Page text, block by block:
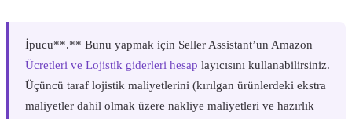
‍İpucu**.** Bunu yapmak için Seller Assistant’un Amazon
Ücretleri ve Lojistik giderleri hesap layıcısını kullanabilirsiniz.
Üçüncü taraf lojistik maliyetlerini (kırılgan ürünlerdeki ekstra
maliyetler dahil olmak üzere nakliye maliyetleri ve hazırlık